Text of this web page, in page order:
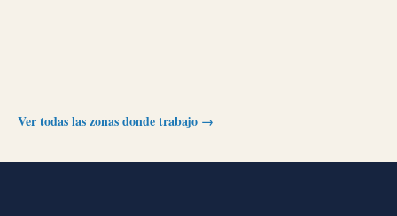
Ver todas las zonas donde trabajo →